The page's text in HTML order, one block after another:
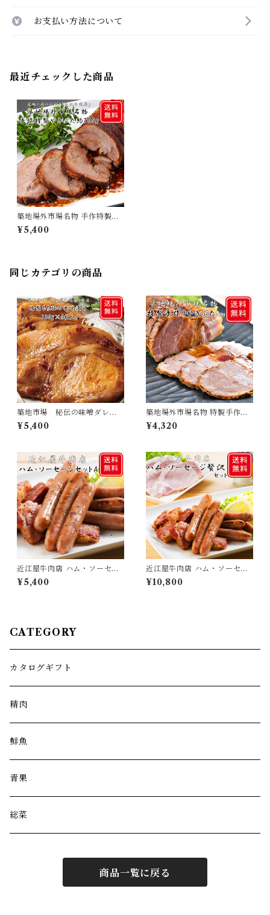
お支払い方法について
最近チェックした商品
築地場外市場名物 手作特製や
きぶた約700g
¥5,400
同じカテゴリの商品
築地市場 秘伝の味噌ダレが
決めて もち豚の味噌漬け
¥5,400
築地場外市場名物 特製手作り
やきぶた350ｇ
¥4,320
近江屋牛肉店 ハム・ソーセー
ジセットA
¥5,400
近江屋牛肉店 ハム・ソーセー
ジ贅沢セット
¥10,800
CATEGORY
カタログギフト
精肉
鮮魚
青果
総菜
商品一覧に戻る